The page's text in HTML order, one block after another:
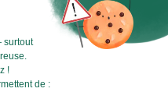
604kJ